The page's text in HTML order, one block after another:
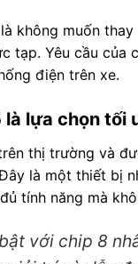
không muốn
tạp. Yêu cầu
điện trên xe.
là lựa chọn tối
thị trường và
là một thiết bị
tính năng mà
với chip 8